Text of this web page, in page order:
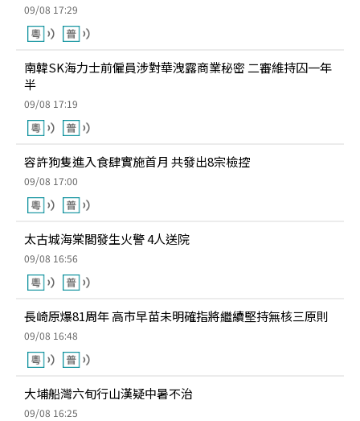
09/08 17:29
南韓SK海力士前僱員涉對華洩露商業秘密 二審維持囚一年
半
09/08 17:19
容許狗隻進入食肆實施首月 共發出8宗檢控
09/08 17:00
太古城海棠閣發生火警 4人送院
09/08 16:56
長崎原爆81周年 高市早苗未明確指將繼續堅持無核三原則
09/08 16:48
大埔船灣六旬行山漢疑中暑不治
09/08 16:25